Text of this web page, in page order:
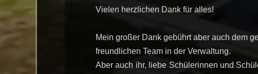
Vielen herzlichen Dank für alles!
Mein großer Dank gebührt aber auch dem
freundlichen Team in der Verwaltung.
Aber auch ihr, liebe Schülerinnen und